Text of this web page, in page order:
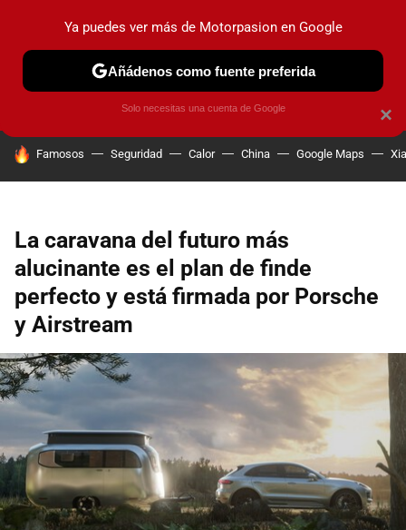
PRUEBAS COCHES ELÉCTRICOS OBSERVATORIO
HOY SE HABLA DE
Famosos Seguridad Calor China Google Maps
La caravana del futuro más
alucinante es el plan de finde
perfecto y está firmada por Porsche
y Airstream
×
Ya puedes ver más de Motorpasion en Google
Añádenos como fuente preferida
Solo necesitas una cuenta de Google